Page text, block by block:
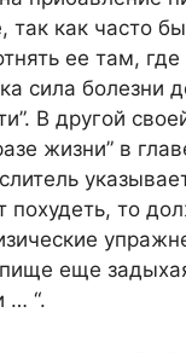
так как часто
ее там, где
сила болезни
В другой
жизни” в
похудеть, то
пище еще
… “.